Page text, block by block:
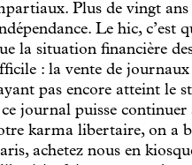
Plus de vingt ans
Le hic, c’est
la situation financière
: la vente de journaux
pas encore atteint le
journal puisse
karma libertaire, on a
achetez nous en